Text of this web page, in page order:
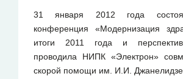
31 января 2012 года
конференция «Модернизация
итоги 2011 года и
проводила НИПК «Электрон»
скорой помощи им. И.И. Джанелидзе.